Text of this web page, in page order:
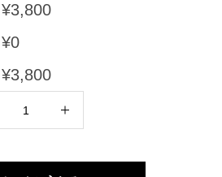
¥3,800
¥0
¥3,800